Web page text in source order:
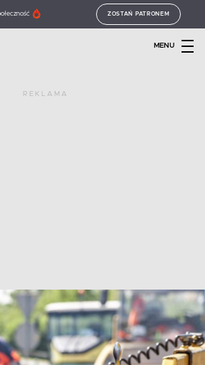
ZOSTAŃ PATRONEM
MENU
REKLAMA